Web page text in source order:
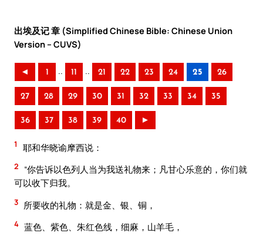
出埃及记 章 (Simplified Chinese Bible: Chinese Union
Version – CUVS)
◄ 1 .. 11 .. 21 22 23 24 25 26
27 28 29 30 31 32 33 34 35
36 37 38 39 40 ►
1 耶和华晓谕摩西说：
2
“你告诉以色列人当为我送礼物来；凡甘心乐意的，你们就
可以收下归我。
3 所要收的礼物：就是金、银、铜，
4 蓝色、紫色、朱红色线，细麻，山羊毛，